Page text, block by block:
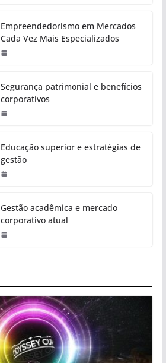
Empreendedorismo em Mercados
Cada Vez Mais Especializados
Segurança patrimonial e benefícios
corporativos
Educação superior e estratégias de
gestão
Gestão acadêmica e mercado
corporativo atual